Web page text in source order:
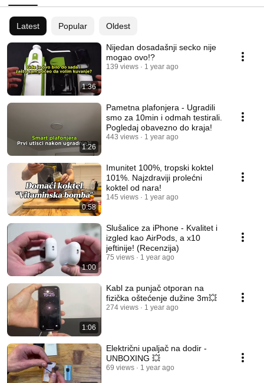
Latest Popular Oldest
1:36
Nijedan dosadašnji secko nije
mogao ovo!?
139 views 1 year ago
1:26
Pametna plafonjera - Ugradili
smo za 10min i odmah testirali.
Pogledaj obavezno do kraja!
443 views 1 year ago
0:58
Imunitet 100%, tropski koktel
101%. Najzdraviji prolećni
koktel od nara!
145 views 1 year ago
1:00
Slušalice za iPhone - Kvalitet i
izgled kao AirPods, a x10
jeftinije! (Recenzija)
75 views 1 year ago
1:06
Kabl za punjač otporan na
fizička oštećenje dužine 3m💥
274 views 1 year ago
Električni upaljač na dodir -
UNBOXING 💥
69 views 1 year ago